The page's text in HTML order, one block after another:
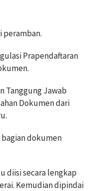
peramban.
Prapendaftaran
Tanggung Jawab
Dokumen dari
dokumen
diisi secara lengkap
Kemudian dipindai